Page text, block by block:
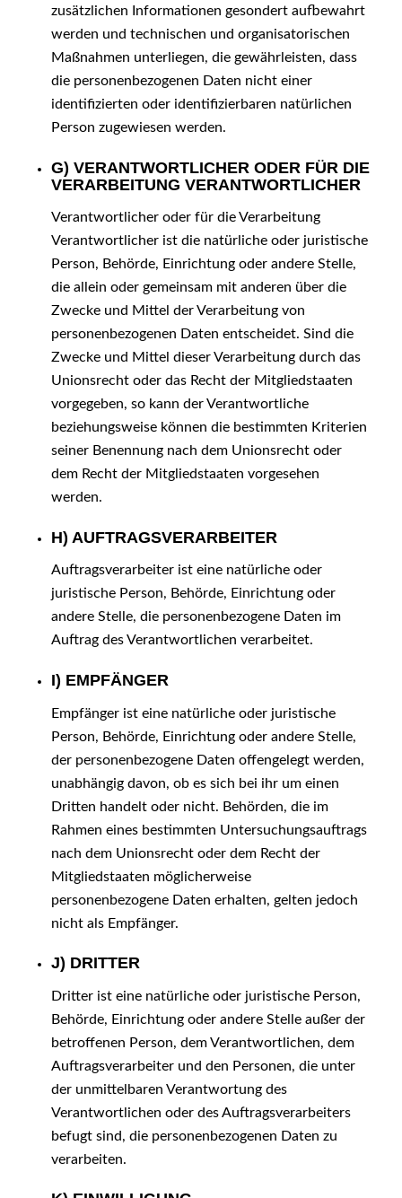
zusätzlichen Informationen gesondert aufbewahrt
werden und technischen und organisatorischen
Maßnahmen unterliegen, die gewährleisten, dass
die personenbezogenen Daten nicht einer
identifizierten oder identifizierbaren natürlichen
Person zugewiesen werden.
G) VERANTWORTLICHER ODER FÜR DIE
VERARBEITUNG VERANTWORTLICHER
Verantwortlicher oder für die Verarbeitung
Verantwortlicher ist die natürliche oder juristische
Person, Behörde, Einrichtung oder andere Stelle,
die allein oder gemeinsam mit anderen über die
Zwecke und Mittel der Verarbeitung von
personenbezogenen Daten entscheidet. Sind die
Zwecke und Mittel dieser Verarbeitung durch das
Unionsrecht oder das Recht der Mitgliedstaaten
vorgegeben, so kann der Verantwortliche
beziehungsweise können die bestimmten Kriterien
seiner Benennung nach dem Unionsrecht oder
dem Recht der Mitgliedstaaten vorgesehen
werden.
H) AUFTRAGSVERARBEITER
Auftragsverarbeiter ist eine natürliche oder
juristische Person, Behörde, Einrichtung oder
andere Stelle, die personenbezogene Daten im
Auftrag des Verantwortlichen verarbeitet.
I) EMPFÄNGER
Empfänger ist eine natürliche oder juristische
Person, Behörde, Einrichtung oder andere Stelle,
der personenbezogene Daten offengelegt werden,
unabhängig davon, ob es sich bei ihr um einen
Dritten handelt oder nicht. Behörden, die im
Rahmen eines bestimmten Untersuchungsauftrags
nach dem Unionsrecht oder dem Recht der
Mitgliedstaaten möglicherweise
personenbezogene Daten erhalten, gelten jedoch
nicht als Empfänger.
J) DRITTER
Dritter ist eine natürliche oder juristische Person,
Behörde, Einrichtung oder andere Stelle außer der
betroffenen Person, dem Verantwortlichen, dem
Auftragsverarbeiter und den Personen, die unter
der unmittelbaren Verantwortung des
Verantwortlichen oder des Auftragsverarbeiters
befugt sind, die personenbezogenen Daten zu
verarbeiten.